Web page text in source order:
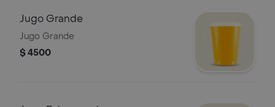
Jugo Grande
Jugo Grande
$ 4500